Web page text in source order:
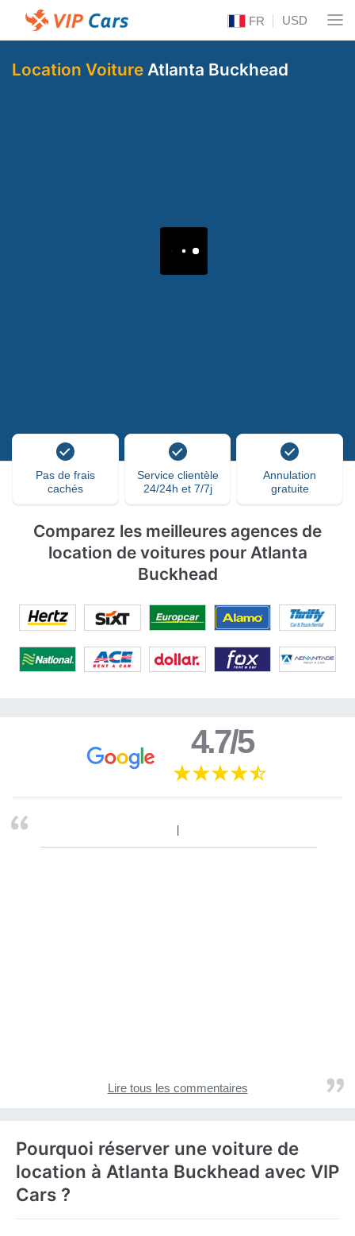
FR USD
Location Voiture Atlanta Buckhead
Pas de frais
cachés
Service clientèle
24/24h et 7/7j
Annulation
gratuite
Comparez les meilleures agences de
location de voitures pour Atlanta
Buckhead
4.7/5
Lire tous les commentaires
Pourquoi réserver une voiture de
location à Atlanta Buckhead avec VIP
Cars ?